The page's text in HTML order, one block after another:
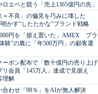
エベと競う「売上1365億円の先」
＝不良」の偏見を巧みに壊した
かす“したたかな”ブランド戦略
円を「据え置いた」AMEX プラ
験"の裏に「年500万円」の顧客選
ーポン配布で「数十億円の売り上げ
会員「145万人」達成で見据え
理解
合わせ「98％」をAIが無人解決